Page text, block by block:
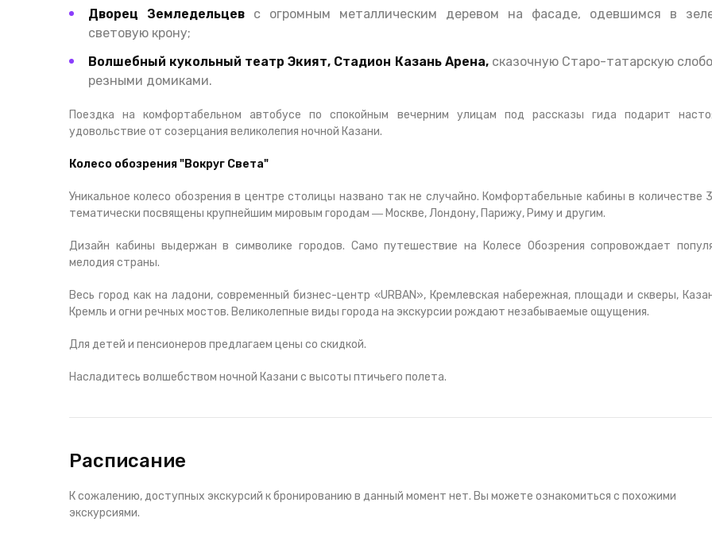
Дворец Земледельцев с огромным металлическим деревом на фасаде, одевшимся в
световую крону;
Волшебный кукольный театр Экият, Стадион Казань Арена, сказочную Старо-татарскую
резными домиками.
Поездка на комфортабельном автобусе по спокойным вечерним улицам под рассказы гида подарит
удовольствие от созерцания великолепия ночной Казани.
Колесо обозрения "Вокруг Света"
Уникальное колесо обозрения в центре столицы названо так не случайно. Комфортабельные кабины в количестве
тематически посвящены крупнейшим мировым городам ― Москве, Лондону, Парижу, Риму и другим.
Дизайн кабины выдержан в символике городов. Само путешествие на Колесе Обозрения сопровождает
мелодия страны.
Весь город как на ладони, современный бизнес-центр «URBAN», Кремлевская набережная, площади и скверы,
Кремль и огни речных мостов. Великолепные виды города на экскурсии рождают незабываемые ощущения.
Для детей и пенсионеров предлагаем цены со скидкой.
Насладитесь волшебством ночной Казани с высоты птичьего полета.
Расписание
К сожалению, доступных экскурсий к бронированию в данный момент нет. Вы можете ознакомиться с похожими
экскурсиями.